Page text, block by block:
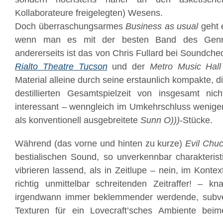
Kollaborateure freigelegten) Wesens.
Doch überraschungsarmes Business as usualgeht
wenn man es mit der besten Band des
andererseits ist das von Chris Fullard bei
Rialto Theatre Tucsonund der Metro Music
Material alleine durch seine erstaunlich kompakte,
destillierten Gesamtspielzeit von insgesamt
interessant – wenngleich im Umkehrschluss
als konventionell ausgebreitete Sunn O)))-Stücke.
Während (das vorne und hinten zu kurze)Evil
bestialischen Sound, so unverkennbar
vibrieren lassend, als in Zeitlupe – nein, im
richtig unmittelbar schreitenden Zeitraffer! –
irgendwann immer beklemmender werdende,
Texturen für ein Lovecraft’sches Ambiente